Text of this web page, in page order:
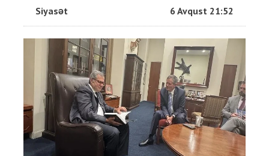
Siyasət 6 Avqust 21:52